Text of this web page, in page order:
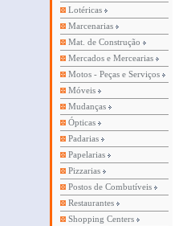
Lotéricas
Marcenarias
Mat. de Construção
Mercados e Mercearias
Motos - Peças e Serviços
Móveis
Mudanças
Ópticas
Padarias
Papelarias
Pizzarias
Postos de Combutíveis
Restaurantes
Shopping Centers